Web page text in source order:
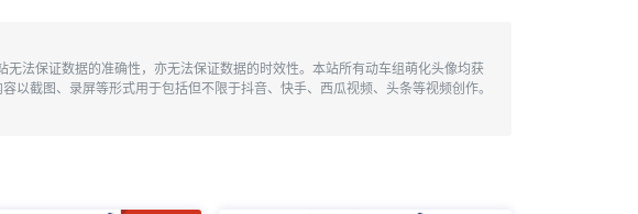
法保证数据的准确性，亦无法保证数据的时效性。本站所有动车组萌化头像均获
截图、录屏等形式用于包括但不限于抖音、快手、西瓜视频、头条等视频创作。